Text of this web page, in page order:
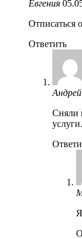
Евгения
Отписаться
Ответить
Андрей
Сняли
услуги.